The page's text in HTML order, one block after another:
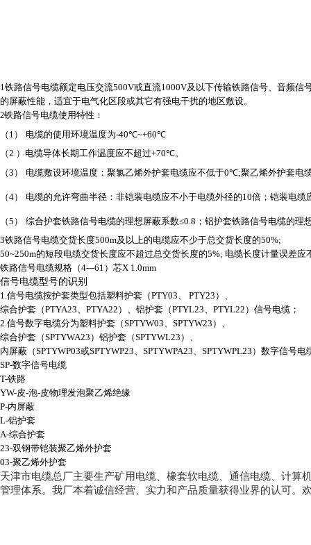
1铁路信号电缆额定电压交流500V或直流1000V及以下传输铁路信号、音频信
的屏蔽性能，适宜于电气化区段或其它有强电干扰的地区敷设。
2铁路信号电缆使用特性：
（ 1 ） 电缆的使用环境温度为-40℃~+60℃
（2 ）电缆导体长期工作温度应不超过+70℃。
（3 ） 电缆敷设环境温度：聚氯乙烯外护套电缆应不低于0℃;聚乙烯外护套电
（4） 电缆的允许弯曲半径：非铠装电缆应不小于电缆外径的10倍；铠装电缆
（5 ） 综合护套铁路信号电缆的理想屏蔽系数≤0.8 ；铝护套铁路信号电缆的理
3铁路信号电缆交货长度500m及以上的电缆应不少于总交货长度的50%;
50~250m的短段电缆交货长度应不超过总交货长度的5%; 电缆长度计量误差应
铁路信号电缆规格（4---61 ）芯X 1.0mm
信号电缆型号的识别
1.信号电缆按护套类型包括塑料护套（PTY03、 PTY23 ）、
综合护套（PTYA23、 PTYA22 ）、铝护套（PTYL23、 PTYL22 ）信号电缆；
2.信号数字电缆分为塑料护套（SPTYW03、 SPTYW23 ）、
综合护套（SPTYWA23 ）铝护套（SPTYWL23 ）、
内屏蔽（SPTYWP03或SPTYWP23、 SPTYWPA23、 SPTYWPL23 ）数字信号电
SP-数字信号电缆
T-铁路
YW-皮-泡-皮物理发泡聚乙烯绝缘
P-内屏蔽
L-铝护套
A-综合护套
23-双钢带铠装聚乙烯外护套
03-聚乙烯外护套
天津市电缆总厂主要生产矿用电缆、橡套软电缆、通信电缆、计
管理体系。我厂本着诚信经营、实力和产品质量获得业界的认可。